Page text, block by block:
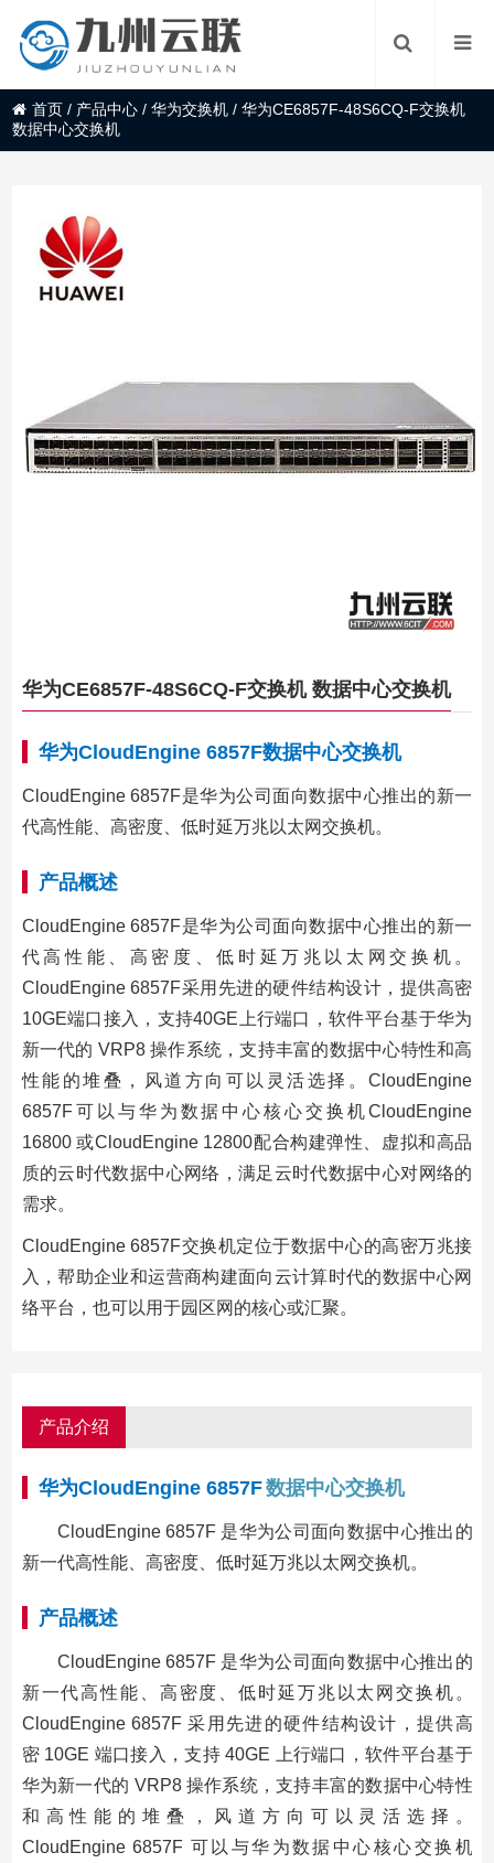
首页 / 产品中心 /华为交换机 /华为CE6857F-48S6CQ-F交换机
数据中心交换机
华为CE6857F-48S6CQ-F交换机 数据中心交换机
华为CloudEngine 6857F数据中心交换机
CloudEngine 6857F是华为公司面向数据中心推出的新一
代高性能、高密度、低时延万兆以太网交换机。
产品概述
CloudEngine 6857F是华为公司面向数据中心推出的新一
代高性能、高密度、低时延万兆以太网交换机。
CloudEngine 6857F采用先进的硬件结构设计，提供高密
10GE端口接入，支持40GE上行端口，软件平台基于华为
新一代的 VRP8 操作系统，支持丰富的数据中心特性和高
性能的堆叠，风道方向可以灵活选择。CloudEngine
6857F可以与华为数据中心核心交换机CloudEngine
16800 或CloudEngine 12800配合构建弹性、虚拟和高品
质的云时代数据中心网络，满足云时代数据中心对网络的
需求。
CloudEngine 6857F交换机定位于数据中心的高密万兆接
入，帮助企业和运营商构建面向云计算时代的数据中心网
络平台，也可以用于园区网的核心或汇聚。
产品介绍
华为CloudEngine 6857F数据中心交换机
CloudEngine 6857F 是华为公司面向数据中心推出的
新一代高性能、高密度、低时延万兆以太网交换机。
产品概述
CloudEngine 6857F 是华为公司面向数据中心推出的
新一代高性能、高密度、低时延万兆以太网交换机。
CloudEngine 6857F 采用先进的硬件结构设计，提供高
密 10GE 端口接入，支持 40GE 上行端口，软件平台基于
华为新一代的 VRP8 操作系统，支持丰富的数据中心特性
和高性能的堆叠，风道方向可以灵活选择。
CloudEngine 6857F 可以与华为数据中心核心交换机